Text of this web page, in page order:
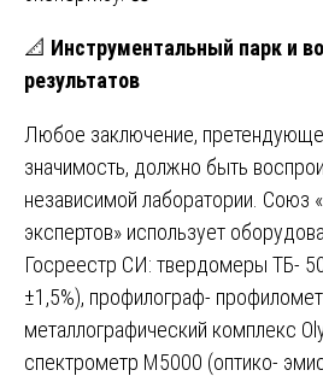
📐 Инструментальный парк и
результатов
Любое заключение,
значимость, должно быть
независимой лаборатории. Союз
экспертов» использует
Госреестр СИ: твердомеры ТБ-
±1,5%), профилограф-
металлографический комплекс
спектрометр M5000 (оптико-